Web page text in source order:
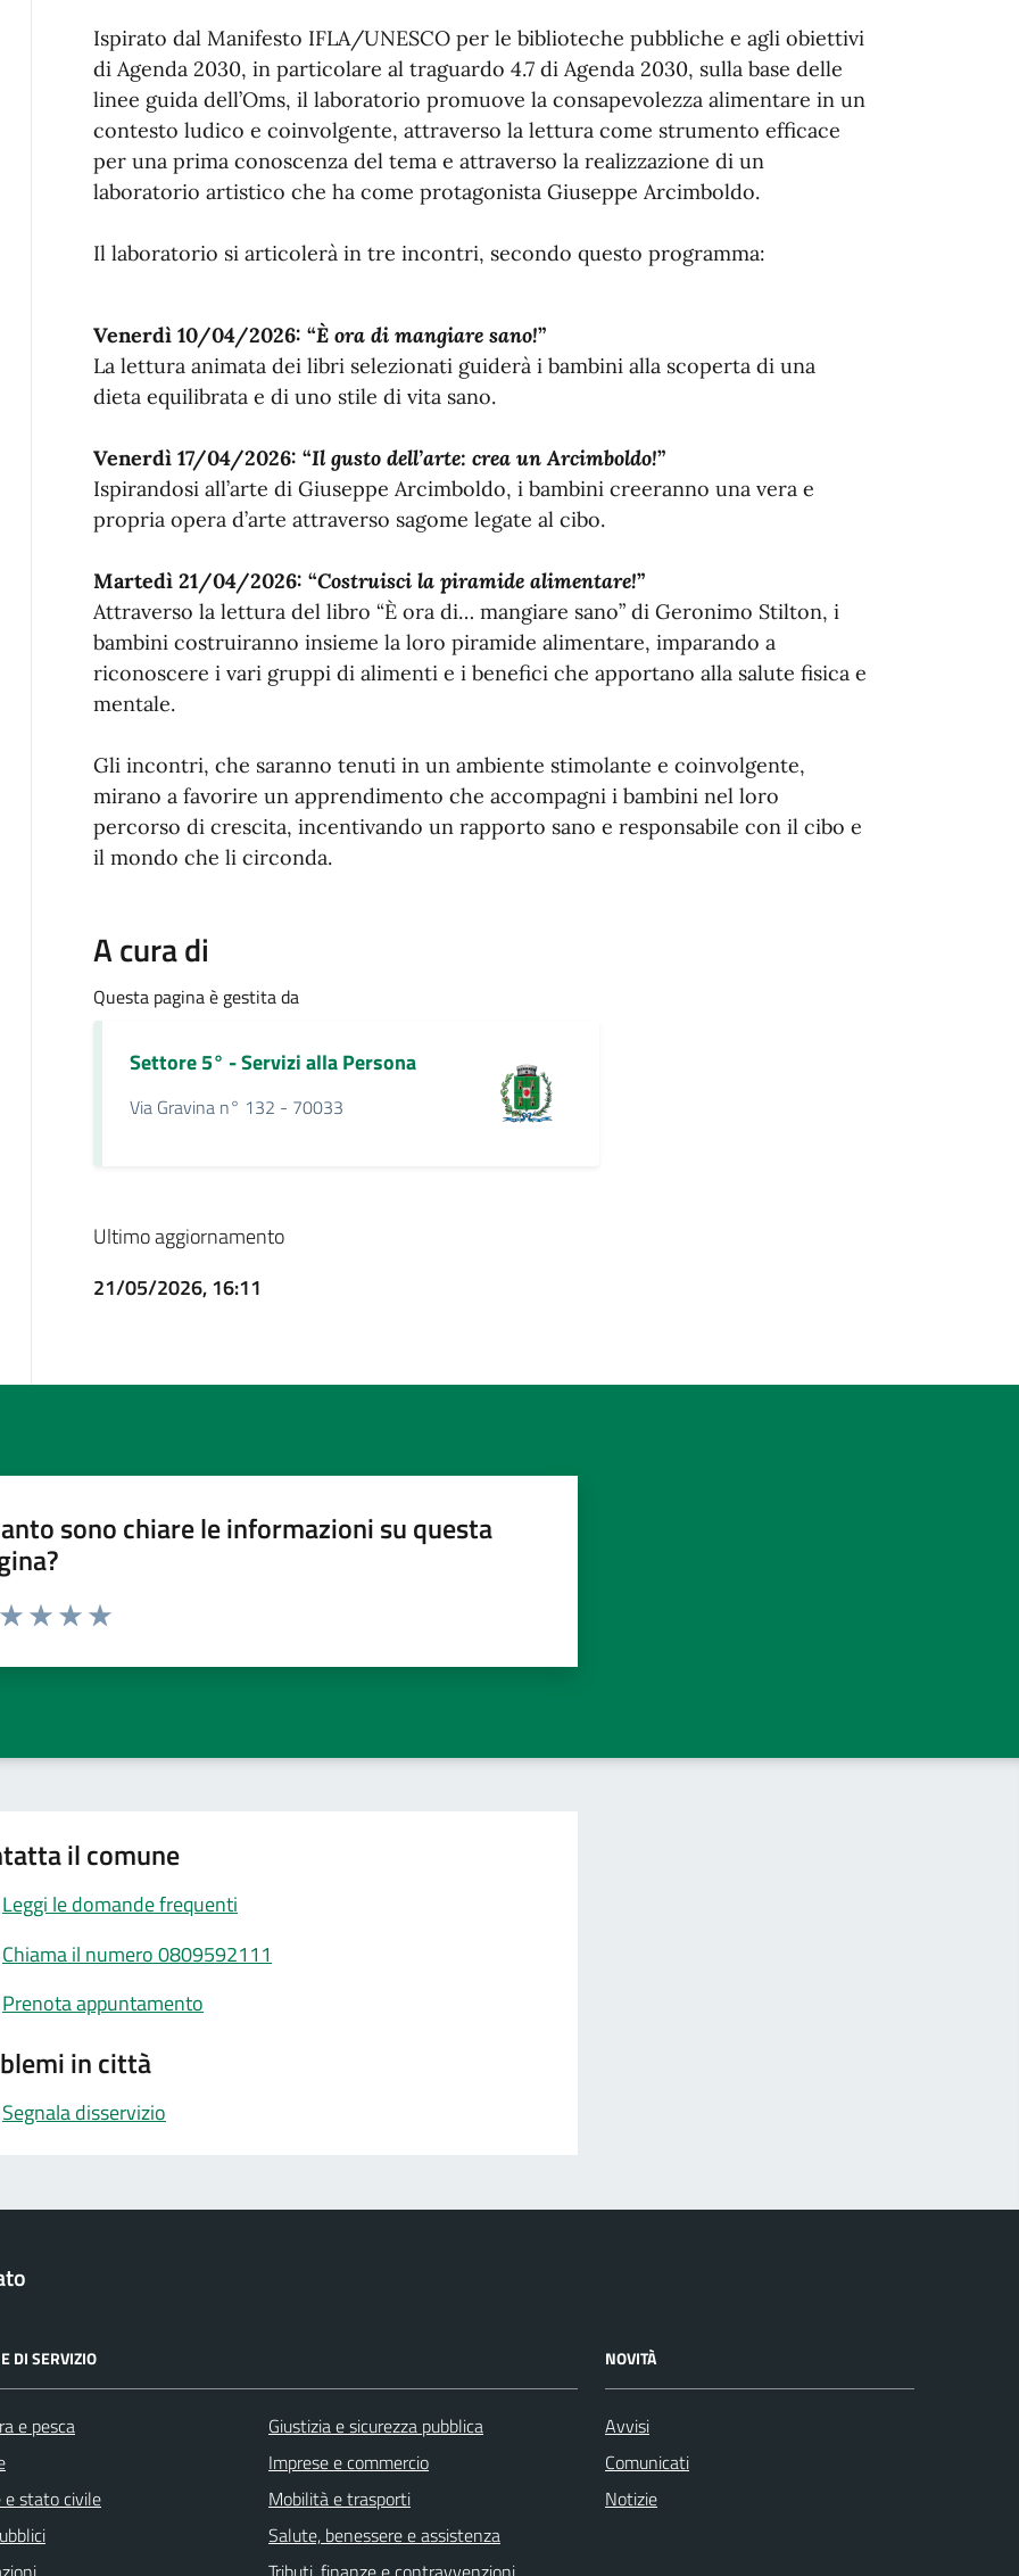
Ispirato dal Manifesto IFLA/UNESCO per le biblioteche pubbliche e agli obiettivi
di Agenda 2030, in particolare al traguardo 4.7 di Agenda 2030, sulla base delle
linee guida dell’Oms, il laboratorio promuove la consapevolezza alimentare in un
contesto ludico e coinvolgente, attraverso la lettura come strumento efficace
per una prima conoscenza del tema e attraverso la realizzazione di un
laboratorio artistico che ha come protagonista Giuseppe Arcimboldo.
Il laboratorio si articolerà in tre incontri, secondo questo programma:
Venerdì 10/04/2026: “È ora di mangiare sano!”
La lettura animata dei libri selezionati guiderà i bambini alla scoperta di una
dieta equilibrata e di uno stile di vita sano.
Venerdì 17/04/2026: “Il gusto dell’arte: crea un Arcimboldo!”
Ispirandosi all’arte di Giuseppe Arcimboldo, i bambini creeranno una vera e
propria opera d’arte attraverso sagome legate al cibo.
Martedì 21/04/2026: “Costruisci la piramide alimentare!”
Attraverso la lettura del libro “È ora di… mangiare sano” di Geronimo Stilton, i
bambini costruiranno insieme la loro piramide alimentare, imparando a
riconoscere i vari gruppi di alimenti e i benefici che apportano alla salute fisica e
mentale.
Gli incontri, che saranno tenuti in un ambiente stimolante e coinvolgente,
mirano a favorire un apprendimento che accompagni i bambini nel loro
percorso di crescita, incentivando un rapporto sano e responsabile con il cibo e
il mondo che li circonda.
A cura di
Questa pagina è gestita da
Settore 5° - Servizi alla Persona
Via Gravina n° 132 - 70033
Ultimo aggiornamento
21/05/2026, 16:11
sono chiare le informazioni su questa
da 1 a 5 stelle la pagina
il comune
Leggi le domande frequenti
Chiama il numero 0809592111
Prenota appuntamento
in città
Segnala disservizio
DI SERVIZIO
e pesca
e stato civile
Giustizia e sicurezza pubblica
Imprese e commercio
Mobilità e trasporti
Salute, benessere e assistenza
NOVITÀ
Avvisi
Comunicati
Notizie